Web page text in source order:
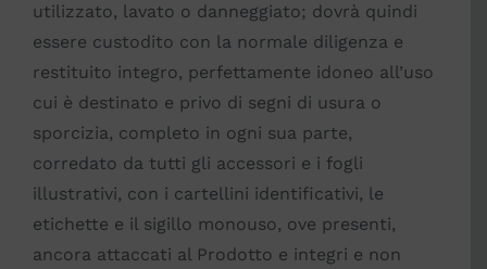
utilizzato, lavato o danneggiato; dovrà quindi
essere custodito con la normale diligenza e
restituito integro, perfettamente idoneo all’uso
cui è destinato e privo di segni di usura o
sporcizia, completo in ogni sua parte,
corredato da tutti gli accessori e i fogli
illustrativi, con i cartellini identificativi, le
etichette e il sigillo monouso, ove presenti,
ancora attaccati al Prodotto e integri e non